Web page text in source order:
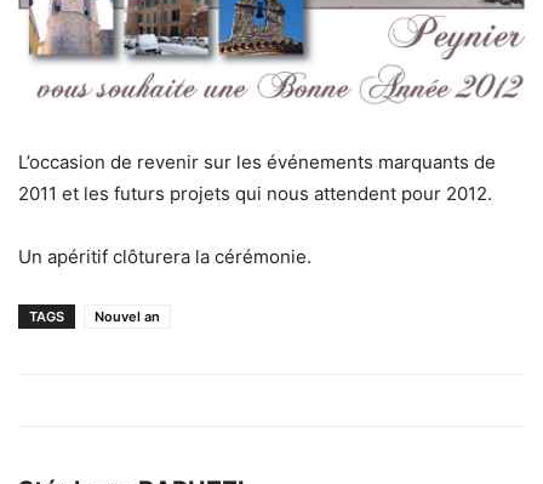
L’occasion de revenir sur les événements marquants de
2011 et les futurs projets qui nous attendent pour 2012.
Un apéritif clôturera la cérémonie.
TAGS Nouvel an